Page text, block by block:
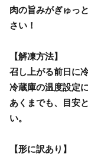
肉の旨みがぎゅっ
さい！
【解凍方法】
召し上がる前日に
冷蔵庫の温度設定
あくまでも、目安
い。
【形に訳あり】